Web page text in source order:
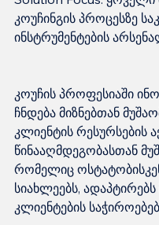
კოუჩინგის პროცესზე
კოუჩის პროფესიაში
ჩნდება მიზნებთან
კლიენტის რესურსების
წინააღმდეგობასთან
რომელიც
სიახლეებს,